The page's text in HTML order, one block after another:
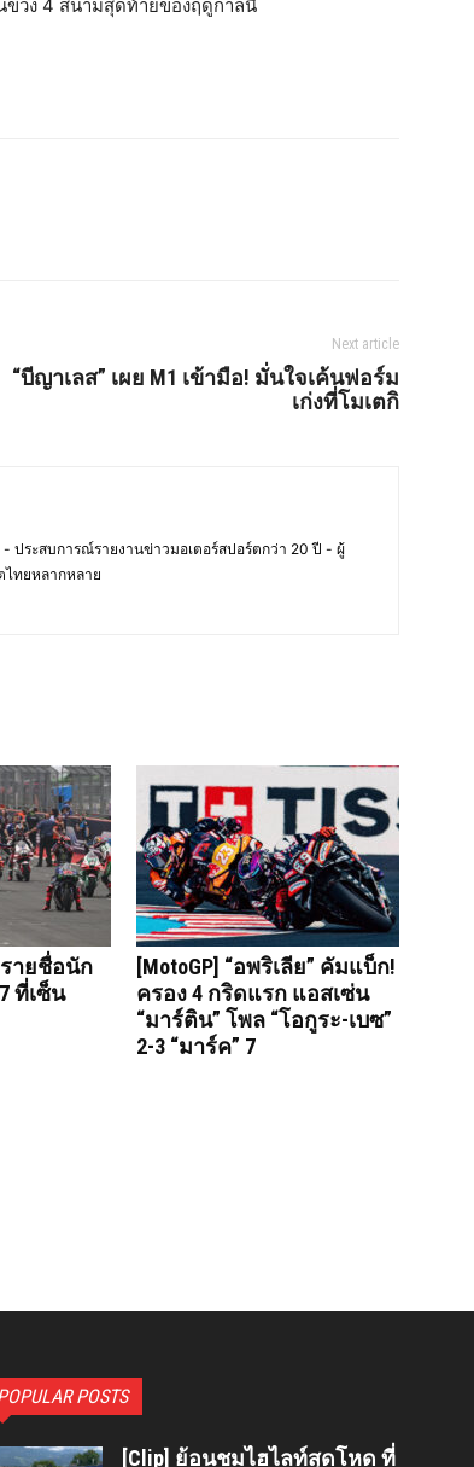
ข่วง 4 สนามสุดท้ายของฤดูกาลนี้
Next article
“บีญาเลส” เผย M1 เข้ามือ! มั่นใจเค้นฟอร์ม
เก่งที่โมเตกิ
ประสบการณ์รายงานข่าวมอเตอร์สปอร์ตกว่า 20 ปี - ผู้
ไทยหลากหลาย
รายชื่อนัก
ที่เซ็น
[MotoGP] “อพริเลีย” คัมแบ็ก!
ครอง 4 กริดแรก แอสเซ่น
“มาร์ติน” โพล “โอกูระ-เบซ”
2-3 “มาร์ค” 7
POSTS
[Clip] ย้อนชมไฮไลท์สุดโหด ที่